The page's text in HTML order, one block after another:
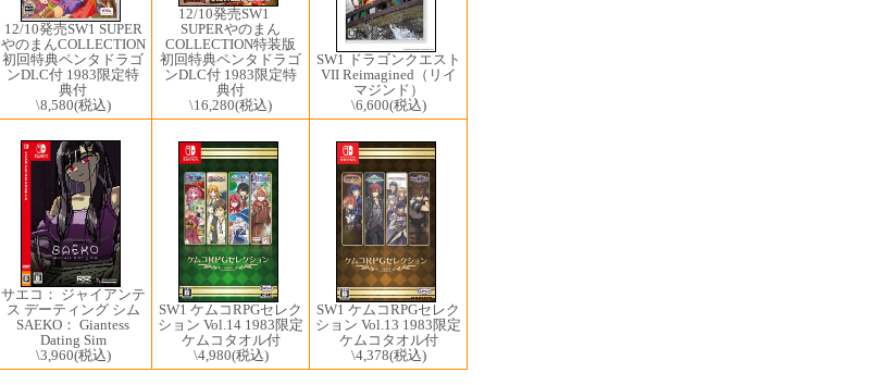
12/10発売SW1 ​SUPER
やのまんCOLLECTION
初回特典ペンタドラゴ
ンDLC付 1983限定特
典付
\8,580(税込)
12/10発売SW1 ​
SUPERやのまん
COLLECTION特装版
初回特典ペンタドラゴ
ンDLC付 1983限定特
典付
\16,280(税込)
SW1 ドラゴンクエスト
VII Reimagined（リイ
マジンド）
\6,600(税込)
サエコ： ジャイアンテ
ス デーティング シム
SAEKO： Giantess
Dating Sim
\3,960(税込)
SW1 ケムコRPGセレク
ション Vol.14 1983限定
ケムコタオル付
\4,980(税込)
SW1 ケムコRPGセレク
ション Vol.13 1983限定
ケムコタオル付
\4,378(税込)